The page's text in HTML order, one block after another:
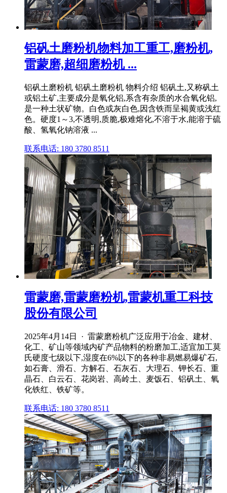
铝矾土磨粉机物料加工重工,磨粉机,
雷蒙磨,超细磨粉机 ...
铝矾土磨粉机 铝矾土磨粉机 物料介绍 铝矾土,又称矾土
或铝土矿,主要成分是氧化铝,系含有杂质的水合氧化铝,
是一种土状矿物。白色或灰白色,因含铁而呈褐黄或浅红
色。硬度1～3,不透明,质脆,极难熔化,不溶于水,能溶于硫
酸、氢氧化钠溶液 ...
联系电话: 180 3780 8511
雷蒙磨,雷蒙磨粉机,雷蒙机重工科技
股份有限公司
2025年4月14日 · 雷蒙磨粉机广泛应用于冶金、建材、
化工、矿山等领域内矿产品物料的粉磨加工,适宜加工莫
氏硬度七级以下,湿度在6%以下的各种非易燃易爆矿石,
如石膏、滑石、方解石、石灰石、大理石、钾长石、重
晶石、白云石、花岗岩、高岭土、麦饭石、铝矾土、氧
化铁红、铁矿等。
联系电话: 180 3780 8511